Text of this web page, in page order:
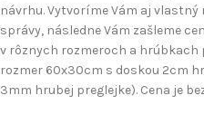
návrhu. Vytvoríme Vám aj
správy, následne Vám zašleme
v rôznych rozmeroch a hrúbkach
rozmer 60x30cm s doskou 2cm
3mm hrubej preglejke). Cena je